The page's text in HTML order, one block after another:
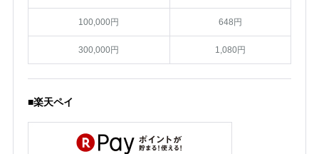
100,000円 648円
300,000円 1,080円
■楽天ペイ